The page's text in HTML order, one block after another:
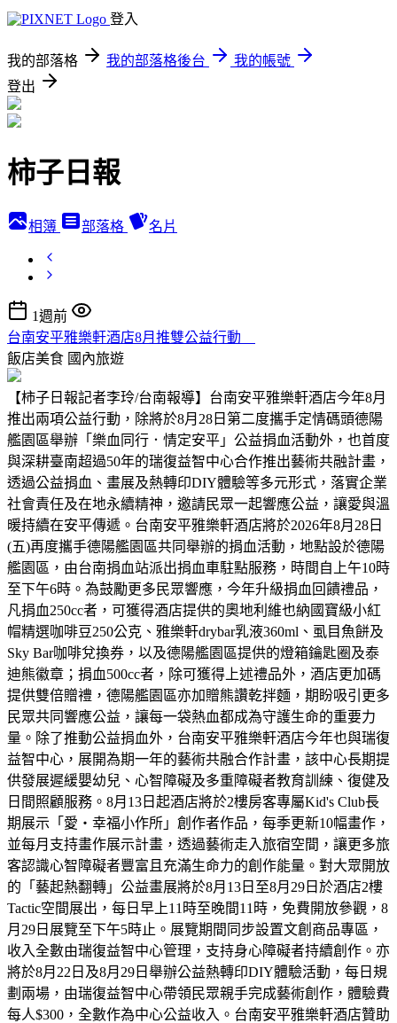
登入
我的部落格 我的部落格後台
我的帳號
登出
柿子日報
相簿 部落格 名片
1週前
台南安平雅樂軒酒店8月推雙公益行動
飯店美食 國內旅遊
【柿子日報記者李玲/台南報導】台南安平雅樂軒酒店今年8月
推出兩項公益行動，除將於8月28日第二度攜手定情碼頭德陽
艦園區舉辦「樂血同行．情定安平」公益捐血活動外，也首度
與深耕臺南超過50年的瑞復益智中心合作推出藝術共融計畫，
透過公益捐血、畫展及熱轉印DIY體驗等多元形式，落實企業
社會責任及在地永續精神，邀請民眾一起響應公益，讓愛與溫
暖持續在安平傳遞。台南安平雅樂軒酒店將於2026年8月28日
(五)再度攜手德陽艦園區共同舉辦的捐血活動，地點設於德陽
艦園區，由台南捐血站派出捐血車駐點服務，時間自上午10時
至下午6時。為鼓勵更多民眾響應，今年升級捐血回饋禮品，
凡捐血250cc者，可獲得酒店提供的奧地利維也納國寶級小紅
帽精選咖啡豆250公克、雅樂軒drybar乳液360ml、虱目魚餅及
Sky Bar咖啡兌換券，以及德陽艦園區提供的燈箱鑰匙圈及泰
迪熊徽章；捐血500cc者，除可獲得上述禮品外，酒店更加碼
提供雙倍贈禮，德陽艦園區亦加贈熊讚乾拌麵，期盼吸引更多
民眾共同響應公益，讓每一袋熱血都成為守護生命的重要力
量。除了推動公益捐血外，台南安平雅樂軒酒店今年也與瑞復
益智中心，展開為期一年的藝術共融合作計畫，該中心長期提
供發展遲緩嬰幼兒、心智障礙及多重障礙者教育訓練、復健及
日間照顧服務。8月13日起酒店將於2樓房客專屬Kid's Club長
期展示「愛・幸福小作所」創作者作品，每季更新10幅畫作，
並每月支持畫作展示計畫，透過藝術走入旅宿空間，讓更多旅
客認識心智障礙者豐富且充滿生命力的創作能量。對大眾開放
的「藝起熱翻轉」公益畫展將於8月13日至8月29日於酒店2樓
Tactic空間展出，每日早上11時至晚間11時，免費開放參觀，8
月29日展覽至下午5時止。展覽期間同步設置文創商品專區，
收入全數由瑞復益智中心管理，支持身心障礙者持續創作。亦
將於8月22日及8月29日舉辦公益熱轉印DIY體驗活動，每日規
劃兩場，由瑞復益智中心帶領民眾親手完成藝術創作，體驗費
每人$300，全數作為中心公益收入。台南安平雅樂軒酒店贊助